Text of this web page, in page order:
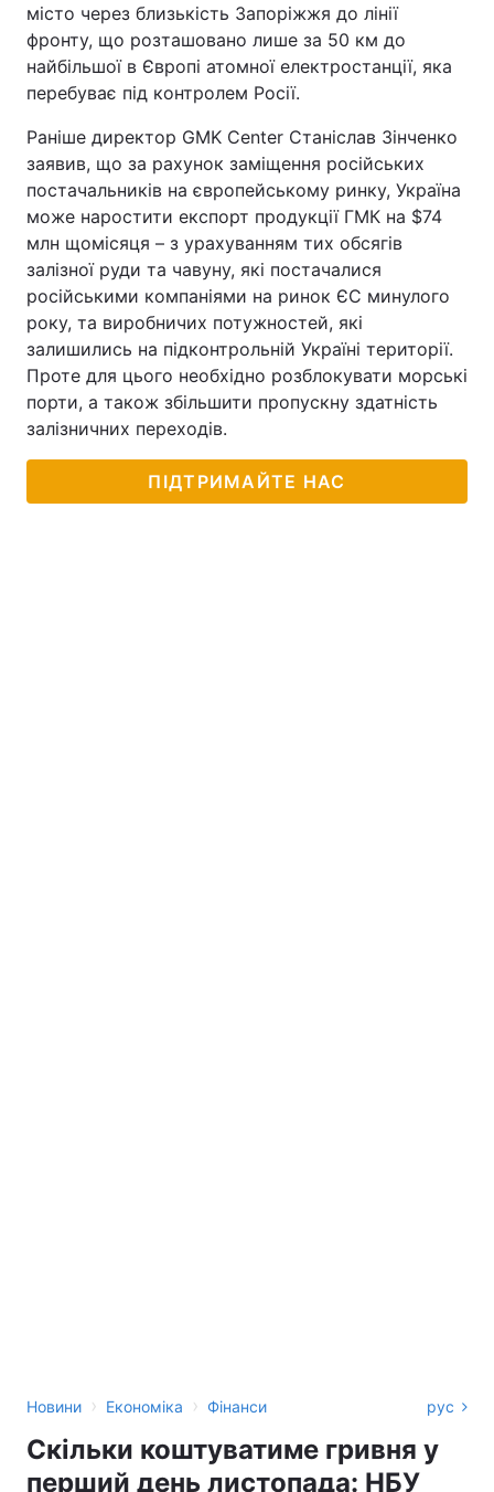
місто через близькість Запоріжжя до лінії
фронту, що розташовано лише за 50 км до
найбільшої в Європі атомної електростанції, яка
перебуває під контролем Росії.
Раніше директор GMK Center Станіслав Зінченко
заявив, що за рахунок заміщення російських
постачальників на європейському ринку, Україна
може наростити експорт продукції ГМК на $74
млн щомісяця – з урахуванням тих обсягів
залізної руди та чавуну, які постачалися
російськими компаніями на ринок ЄС минулого
року, та виробничих потужностей, які
залишились на підконтрольній Україні території.
Проте для цього необхідно розблокувати морські
порти, а також збільшити пропускну здатність
залізничних переходів.
ПІДТРИМАЙТЕ НАС
Новини › Економіка › Фінанси рус
Скільки коштуватиме гривня у
перший день листопада: НБУ